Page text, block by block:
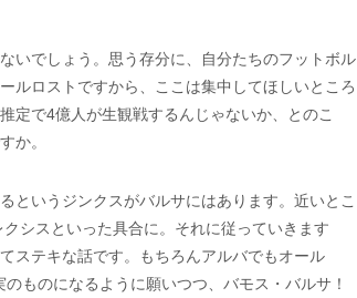
いでしょう。思う存分に、自分たちのフットボル
ルロストですから、ここは集中してほしいところ
定で4億人が生観戦するんじゃないか、とのこ
か。
というジンクスがバルサにはあります。近いとこ
シスといった具合に。それに従っていきます
ステキな話です。もちろんアルバでもオール
ものになるように願いつつ、バモス・バルサ！